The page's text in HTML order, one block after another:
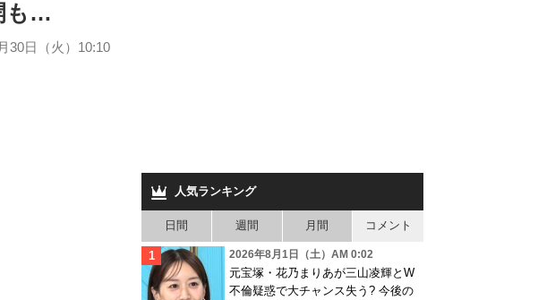
も…
30日（火）10:10
人気ランキング
日間 週間 月間 コメント
2026年8月1日（土）AM 0:02
元宝塚・花乃まりあが三山凌輝とW
不倫疑惑で大チャンス失う? 今後の